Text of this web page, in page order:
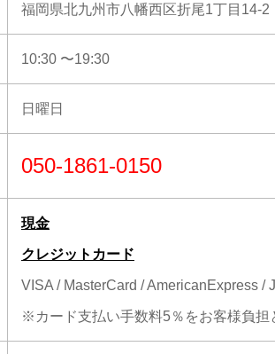
福岡県北九州市八幡西区折尾1丁目14-2
10:30 〜19:30
日曜日
050-1861-0150
現金
クレジットカード
VISA / MasterCard / AmericanExpress /
※カード支払い手数料5％をお客様負担